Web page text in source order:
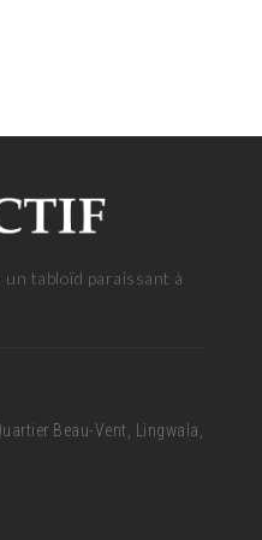
tabloïd paraissant à
Beau-Vent, Lingwala,